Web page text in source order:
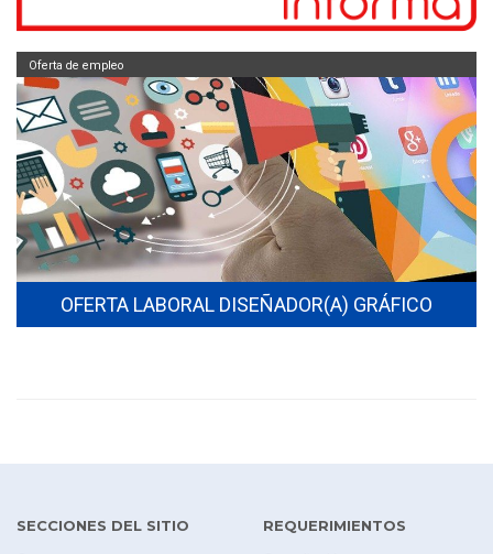
OFERTA LABORAL DISEÑADOR(A) GRÁFICO
Oferta de empleo
SECCIONES DEL SITIO REQUERIMIENTOS